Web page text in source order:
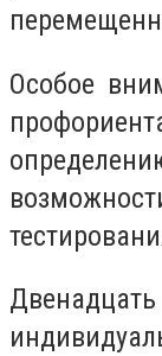
Особое